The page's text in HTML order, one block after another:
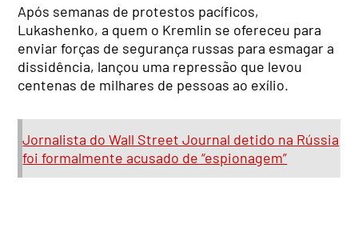
Após semanas de protestos pacíficos,
Lukashenko, a quem o Kremlin se ofereceu para
enviar forças de segurança russas para esmagar a
dissidência, lançou uma repressão que levou
centenas de milhares de pessoas ao exílio.
Jornalista do Wall Street Journal detido na Rússia
foi formalmente acusado de “espionagem”